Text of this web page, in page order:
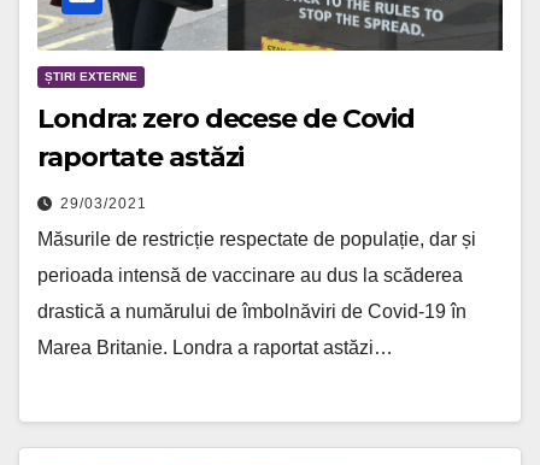
ȘTIRI EXTERNE
Londra: zero decese de Covid
raportate astăzi
29/03/2021
Măsurile de restricție respectate de populație, dar și
perioada intensă de vaccinare au dus la scăderea
drastică a numărului de îmbolnăviri de Covid-19 în
Marea Britanie. Londra a raportat astăzi…